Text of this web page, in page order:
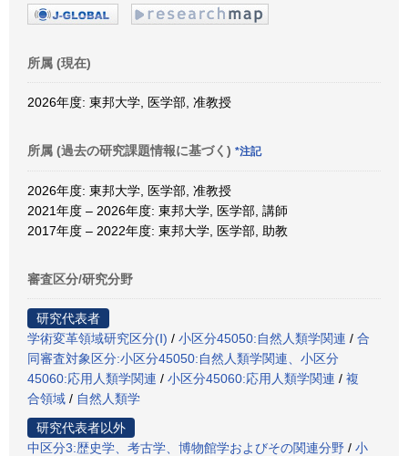
所属 (現在)
2026年度: 東邦大学, 医学部, 准教授
所属 (過去の研究課題情報に基づく) *注記
2026年度: 東邦大学, 医学部, 准教授
2021年度 – 2026年度: 東邦大学, 医学部, 講師
2017年度 – 2022年度: 東邦大学, 医学部, 助教
審査区分/研究分野
研究代表者
学術変革領域研究区分(Ⅰ) / 小区分45050:自然人類学関連 / 合
同審査対象区分:小区分45050:自然人類学関連、小区分
45060:応用人類学関連 / 小区分45060:応用人類学関連 / 複
合領域 / 自然人類学
研究代表者以外
中区分3:歴史学、考古学、博物館学およびその関連分野 / 小